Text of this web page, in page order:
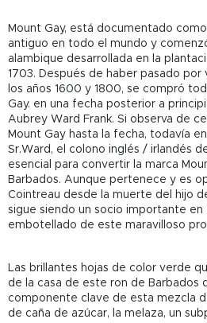
Mount Gay, está documentado
antiguo en todo el mundo y
alambique desarrollada en la
1703. Después de haber pasado
los años 1600 y 1800, se compró
Gay. en una fecha posterior a
Aubrey Ward Frank. Si observa de
Mount Gay hasta la fecha, todavía
Sr.Ward, el colono inglés / irlandés
esencial para convertir la marca
Barbados. Aunque pertenece y es
Cointreau desde la muerte del hijo
sigue siendo un socio importante
embotellado de este maravilloso
Las brillantes hojas de color verde
de la casa de este ron de Barbados
componente clave de esta mezcla
de caña de azúcar, la melaza, un